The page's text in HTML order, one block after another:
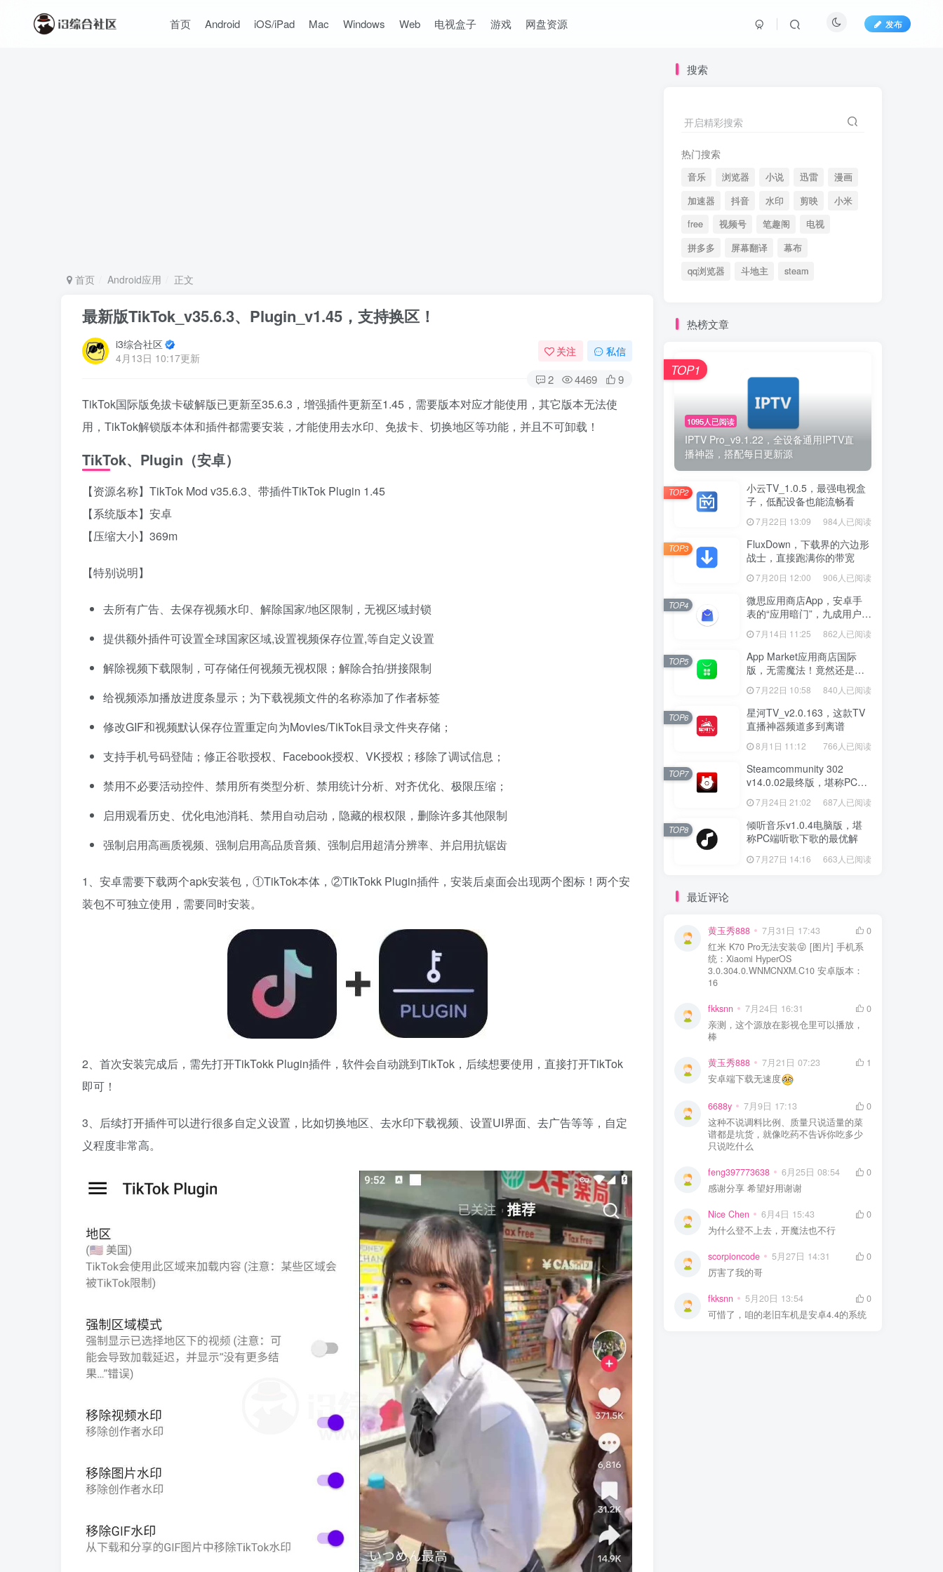
首页 Android iOS/iPad Mac Windows Web 电视盒子 游戏 网盘资源 发布
首页 Android应用 正文
最新版TikTok_v35.6.3、Plugin_v1.45，支持换区！
i3综合社区
4月13日 10:17更新
关注 私信
2 4469 9
TikTok国际版免拔卡破解版已更新至35.6.3，增强插件更新至1.45，需要版本对应才能使用，其它版本无法使
用，TikTok解锁版本体和插件都需要安装，才能使用去水印、免拔卡、切换地区等功能，并且不可卸载！
TikTok、Plugin（安卓）
【资源名称】TikTok Mod v35.6.3、带插件TikTok Plugin 1.45
【系统版本】安卓
【压缩大小】369m
【特别说明】
去所有广告、去保存视频水印、解除国家/地区限制，无视区域封锁
提供额外插件可设置全球国家区域,设置视频保存位置,等自定义设置
解除视频下载限制，可存储任何视频无视权限；解除合拍/拼接限制
给视频添加播放进度条显示；为下载视频文件的名称添加了作者标签
修改GIF和视频默认保存位置重定向为Movies/TikTok目录文件夹存储；
支持手机号码登陆；修正谷歌授权、Facebook授权、VK授权；移除了调试信息；
禁用不必要活动控件、禁用所有类型分析、禁用统计分析、对齐优化、极限压缩；
启用观看历史、优化电池消耗、禁用自动启动，隐藏的根权限，删除许多其他限制
强制启用高画质视频、强制启用高品质音频、强制启用超清分辨率、并启用抗锯齿
1、安卓需要下载两个apk安装包，①TikTok本体，②TikTokk Plugin插件，安装后桌面会出现两个图标！两个安
装包不可独立使用，需要同时安装。
2、首次安装完成后，需先打开TikTokk Plugin插件，软件会自动跳到TikTok，后续想要使用，直接打开TikTok
即可！
3、后续打开插件可以进行很多自定义设置，比如切换地区、去水印下载视频、设置UI界面、去广告等等，自定
义程度非常高。
搜索
开启精彩搜索
热门搜索
音乐 浏览器 小说 迅雷
漫画
加速器
抖音 水印 剪映
小米
free
视频号 笔趣阁
电视
拼多多
屏幕翻译
幕布
qq浏览器
斗地主 steam
热榜文章
1095人已阅读
IPTV Pro_v9.1.22，全设备通用IPTV直
播神器，搭配每日更新源
TOP1
小云TV_1.0.5，最强电视盒
子，低配设备也能流畅看
7月22日 13:09 984人已阅读
TOP2
FluxDown，下载界的六边形
战士，直接跑满你的带宽
7月20日 12:00 906人已阅读
TOP3
微思应用商店App，安卓手
表的“应用暗门”，九成用户还
没发现
7月14日 11:25 862人已阅读
TOP4
App Market应用商店国际
版，无需魔法！竟然还是大
厂出品？
7月22日 10:58 840人已阅读
TOP5
星河TV_v2.0.163，这款TV
直播神器频道多到离谱
8月1日 11:12 766人已阅读
TOP6
Steamcommunity 302
v14.0.02最终版，堪称PC玩
家必备的网络工具箱
7月24日 21:02 687人已阅读
TOP7
倾听音乐v1.0.4电脑版，堪
称PC端听歌下歌的最优解
7月27日 14:16 663人已阅读
TOP8
最近评论
黄玉秀888 7月31日 17:43
0
红米 K70 Pro无法安装😝 [图片] 手机系
统：Xiaomi HyperOS
3.0.304.0.WNMCNXM.C10 安卓版本：
16
fkksnn 7月24日 16:31
0
亲测，这个源放在影视仓里可以播放，
棒
黄玉秀888 7月21日 07:23
1
安卓端下载无速度
6688y 7月9日 17:13
0
这种不说调料比例、质量只说适量的菜
谱都是坑货，就像吃药不告诉你吃多少
只说吃什么
feng397773638 6月25日 08:54
0
感谢分享 希望好用谢谢
Nice Chen 6月4日 15:43
0
为什么登不上去，开魔法也不行
scorpioncode 5月27日 14:31
0
厉害了我的哥
fkksnn 5月20日 13:54
0
可惜了，咱的老旧车机是安卓4.4的系统